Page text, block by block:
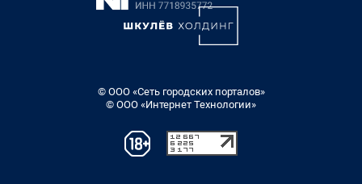
© ООО «Сеть городских порталов»
© ООО «Интернет Технологии»